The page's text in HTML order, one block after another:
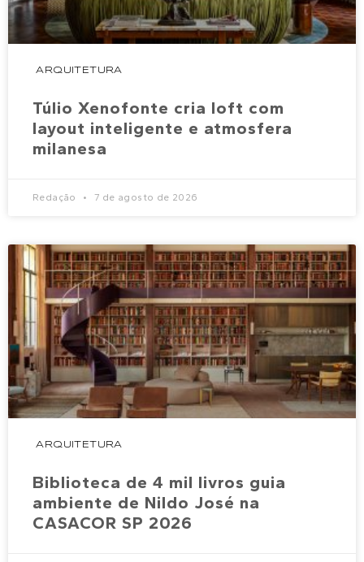
ARQUITETURA
Túlio Xenofonte cria loft com
layout inteligente e atmosfera
milanesa
Redação 7 de agosto de 2026
ARQUITETURA
Biblioteca de 4 mil livros guia
ambiente de Nildo José na
CASACOR SP 2026